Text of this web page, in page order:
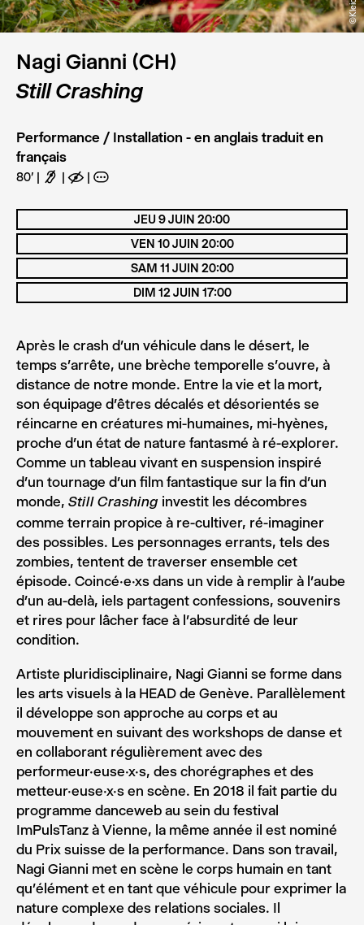
Nagi Gianni (CH)
Still Crashing
Performance / Installation - en anglais traduit en
français
80' F E A
Après le crash d’un véhicule dans le désert, le
temps s’arrête, une brèche temporelle s’ouvre, à
distance de notre monde. Entre la vie et la mort,
son équipage d’êtres décalés et désorientés se
réincarne en créatures mi-humaines, mi-hyènes,
proche d’un état de nature fantasmé à ré-explorer.
Comme un tableau vivant en suspension inspiré
d’un tournage d’un film fantastique sur la fin d’un
monde, Still Crashing investit les décombres
comme terrain propice à re-cultiver, ré-imaginer
des possibles. Les personnages errants, tels des
zombies, tentent de traverser ensemble cet
épisode. Coincé·e·xs dans un vide à remplir à l’aube
d’un au-delà, iels partagent confessions, souvenirs
et rires pour lâcher face à l’absurdité de leur
condition.
Artiste pluridisciplinaire, Nagi Gianni se forme dans
les arts visuels à la HEAD de Genève. Parallèlement
il développe son approche au corps et au
mouvement en suivant des workshops de danse et
en collaborant régulièrement avec des
performeur·euse·x·s, des chorégraphes et des
metteur·euse·x·s en scène. En 2018 il fait partie du
programme danceweb au sein du festival
ImPulsTanz à Vienne, la même année il est nominé
du Prix suisse de la performance. Dans son travail,
Nagi Gianni met en scène le corps humain en tant
qu’élément et en tant que véhicule pour exprimer la
nature complexe des relations sociales. Il
JEU 9 JUIN 20:00
VEN 10 JUIN 20:00
SAM 11 JUIN 20:00
DIM 12 JUIN 17:00